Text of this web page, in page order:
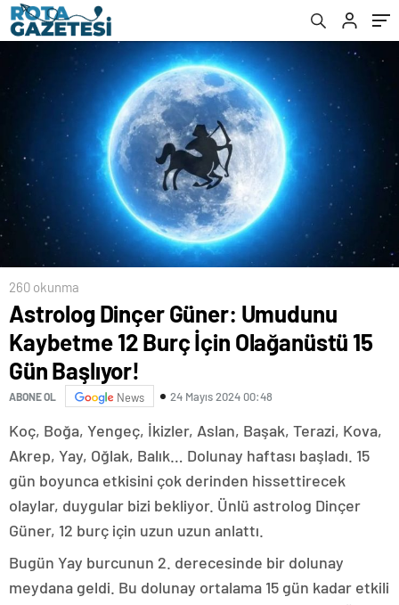
260 okunma
Astrolog Dinçer Güner: Umudunu
Kaybetme 12 Burç İçin Olağanüstü 15
Gün Başlıyor!
ABONE OL News 24 Mayıs 2024 00:48
Koç, Boğa, Yengeç, İkizler, Aslan, Başak, Terazi, Kova,
Akrep, Yay, Oğlak, Balık… Dolunay haftası başladı. 15
gün boyunca etkisini çok derinden hissettirecek
olaylar, duygular bizi bekliyor. Ünlü astrolog Dinçer
Güner, 12 burç için uzun uzun anlattı.
Bugün Yay burcunun 2. derecesinde bir dolunay
meydana geldi. Bu dolunay ortalama 15 gün kadar etkili